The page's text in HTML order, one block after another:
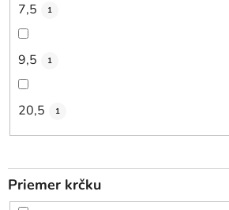
7,5 1
9,5 1
20,5 1
Priemer krčku